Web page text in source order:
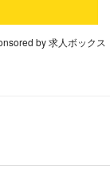
by 求人ボックス